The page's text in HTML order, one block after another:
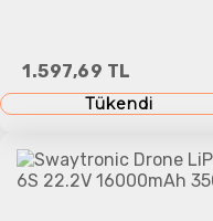
1.597,69 TL
Tükendi